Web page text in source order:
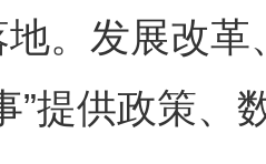
。发展改
”提供政策、